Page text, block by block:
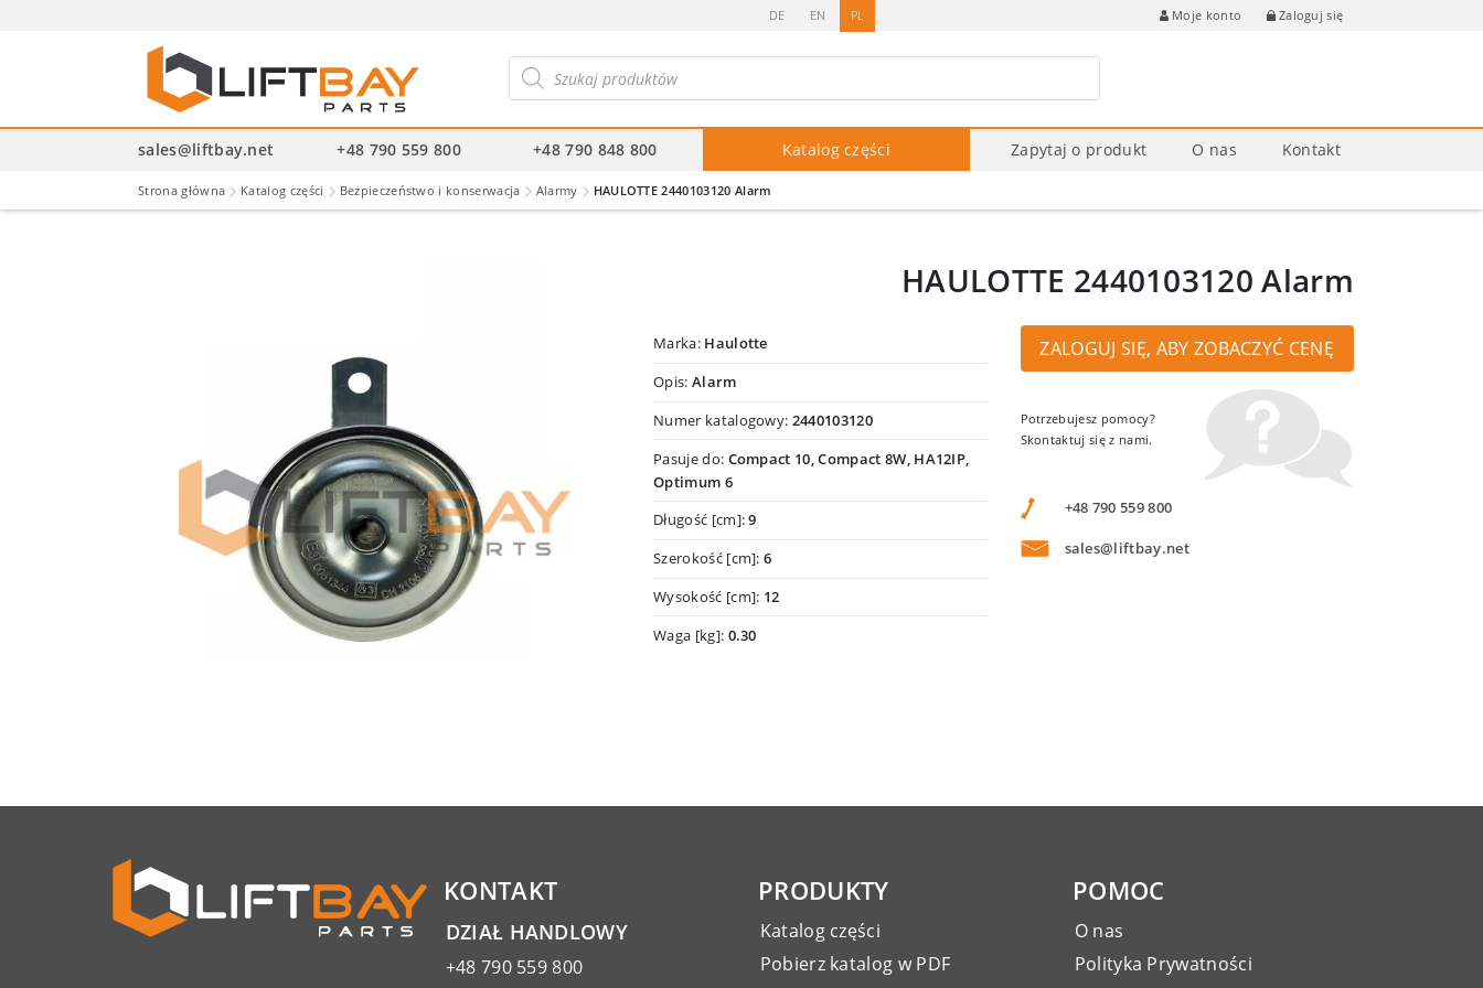
DE EN PL Moje konto Zaloguj się
produktów
sales@liftbay.net +48 790 559 800 +48 790 848 800 Katalog części Zapytaj o produkt O nas Kontakt
Strona główna Katalog części Bezpieczeństwo i konserwacja Alarmy HAULOTTE 2440103120 Alarm
HAULOTTE 2440103120 Alarm
Marka: Haulotte
Opis: Alarm
Numer katalogowy: 2440103120
Pasuje do: Compact 10, Compact 8W, HA12IP,
Optimum 6
Długość [cm]:9
Szerokość [cm]:6
Wysokość [cm]: 12
Waga [kg]: 0.30
ZALOGUJ SIĘ, ABY ZOBACZYĆ CENĘ
Potrzebujesz pomocy?
Skontaktuj się z nami.
+48 790 559 800
sales@liftbay.net
KONTAKT
DZIAŁ HANDLOWY
+48 790 559 800
PRODUKTY
Katalog części
Pobierz katalog w PDF
POMOC
O nas
Polityka Prywatności